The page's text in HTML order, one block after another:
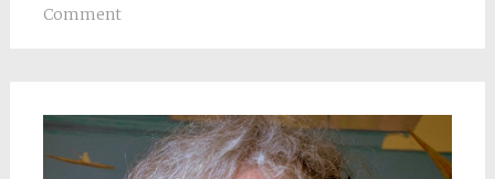
Comment